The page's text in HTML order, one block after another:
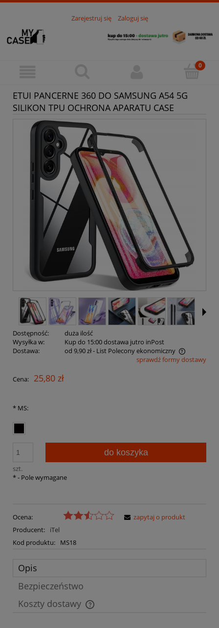
Zarejestruj się Zaloguj się
ETUI PANCERNE 360 DO SAMSUNG A54 5G
SILIKON TPU OCHRONA APARATU CASE
Dostępność:
duża ilość
Wysyłka w:
Kup do 15:00 dostawa jutro inPost
Dostawa:
od 9,90 zł- List Polecony ekonomiczny
Cena nie zawiera ewentualnych kosztów płatnościsprawdź formy dostawy
Cena: 25,80 zł
* MS:
szt.
do koszyka
*- Pole wymagane
Ocena:
Producent:
iTel
Kod produktu:
MS18
zapytaj o produkt
Opis
Bezpieczeństwo
Koszty dostawy
Cena nie zawiera ewentualnych kosztów płatności